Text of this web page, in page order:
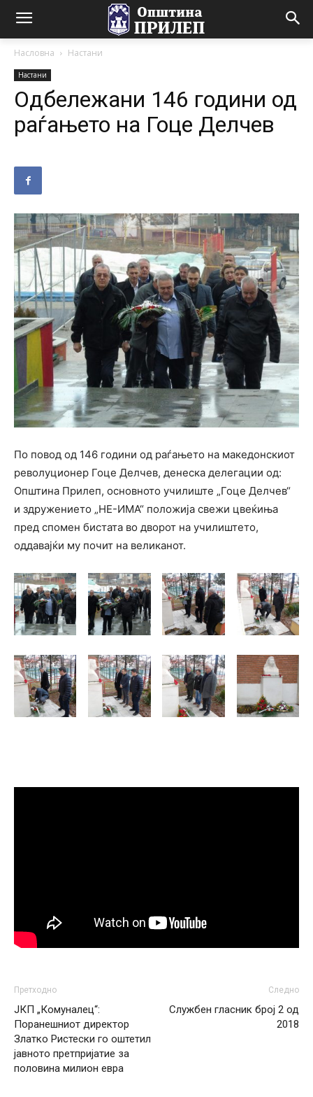
Насловна Настани
Настани
Одбележани 146 години од
раѓањето на Гоце Делчев
По повод од 146 години од раѓањето на македонскиот
револуционер Гоце Делчев, денеска делегации од:
Општина Прилеп, основното училиште „Гоце Делчев“
и здружението „НЕ-ИМА“ положија свежи цвеќиња
пред спомен бистата во дворот на училиштето,
оддавајќи му почит на великанот.
Претходно
ЈКП „Комуналец“:
Поранешниот директор
Златко Ристески го оштетил
јавното претпријатие за
половина милион евра
Следно
Службен гласник број 2 од
2018